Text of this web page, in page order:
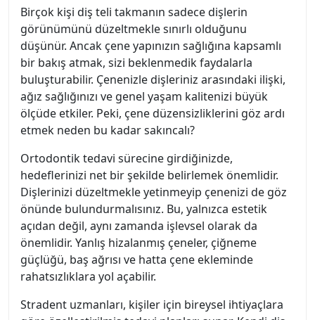
Birçok kişi diş teli takmanın sadece dişlerin
görünümünü düzeltmekle sınırlı olduğunu
düşünür. Ancak çene yapınızın sağlığına kapsamlı
bir bakış atmak, sizi beklenmedik faydalarla
buluşturabilir. Çenenizle dişleriniz arasındaki ilişki,
ağız sağlığınızı ve genel yaşam kalitenizi büyük
ölçüde etkiler. Peki, çene düzensizliklerini göz ardı
etmek neden bu kadar sakıncalı?
Ortodontik tedavi sürecine girdiğinizde,
hedeflerinizi net bir şekilde belirlemek önemlidir.
Dişlerinizi düzeltmekle yetinmeyip çenenizi de göz
önünde bulundurmalısınız. Bu, yalnızca estetik
açıdan değil, aynı zamanda işlevsel olarak da
önemlidir. Yanlış hizalanmış çeneler, çiğneme
güçlüğü, baş ağrısı ve hatta çene ekleminde
rahatsızlıklara yol açabilir.
Stradent uzmanları, kişiler için bireysel ihtiyaçlara